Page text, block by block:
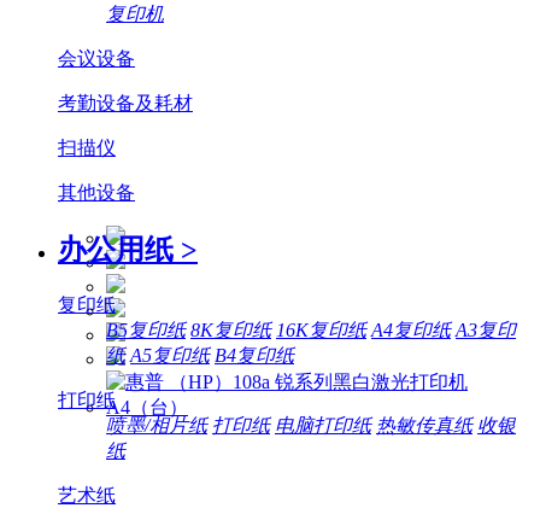
复印机
会议设备
考勤设备及耗材
扫描仪
其他设备
办公用纸 >
复印纸
B5复印纸 8K复印纸 16K复印纸 A4复印纸 A3复印
纸 A5复印纸 B4复印纸
打印纸
喷墨/相片纸 打印纸 电脑打印纸 热敏传真纸 收银
纸
艺术纸